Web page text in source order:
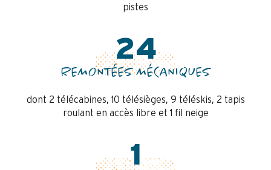
pistes
24
REMONTÉES MÉCANIQUES
dont 2 télécabines, 10 télésièges, 9 téléskis, 2 tapis
roulant en accès libre et 1 fil neige
1